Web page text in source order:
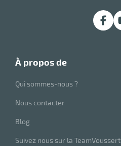
à propos de
Qui sommes-nous ?
Nous contacter
Blog
Suivez nous sur la TeamVoussert